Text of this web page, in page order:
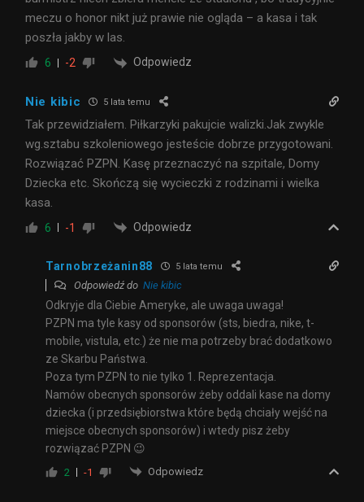
meczu o honor nikt już prawie nie ogląda – a kasa i tak
poszła jakby w las.
6 -2 Odpowiedz
Nie kibic 5 lata temu
Tak przewidziałem. Piłkarzyki pakujcie walizki.Jak zwykle
wg.sztabu szkoleniowego jesteście dobrze przygotowani.
Rozwiązać PZPN. Kasę przeznaczyć na szpitale, Domy
Dziecka etc. Skończą się wycieczki z rodzinami i wielka
kasa.
6 -1 Odpowiedz
Tarnobrzeżanin88 5 lata temu
Odpowiedź do Nie kibic
Odkryje dla Ciebie Ameryke, ale uwaga uwaga!
PZPN ma tyle kasy od sponsorów (sts, biedra, nike, t-
mobile, vistula, etc.) że nie ma potrzeby brać dodatkowo
ze Skarbu Państwa.
Poza tym PZPN to nie tylko 1. Reprezentacja.
Namów obecnych sponsorów żeby oddali kase na domy
dziecka (i przedsiębiorstwa które będą chciały wejść na
miejsce obecnych sponsorów) i wtedy pisz żeby
rozwiązać PZPN 😉
2 -1 Odpowiedz